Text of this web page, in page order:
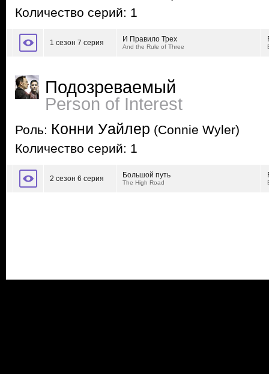
Количество серий: 1
1 сезон 7 серия И Правило Трех
And the Rule of Three
Подозреваемый
Person of Interest
Роль: Конни Уайлер (Connie Wyler)
Количество серий: 1
2 сезон 6 серия Большой путь
The High Road